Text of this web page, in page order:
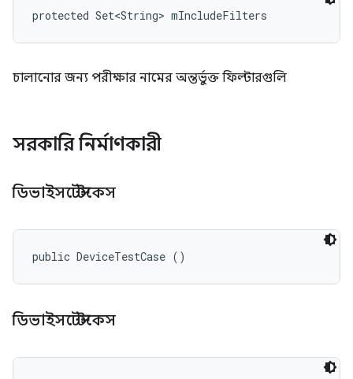
protected Set<String> mIncludeFilters
চালানোর জন্য পরীক্ষার নামের অন্তর্ভুক্ত ফিল্টারগুলি
সরকারি নির্মাণকারী
ডিভাইসটেস্টকেস
public DeviceTestCase ()
ডিভাইসটেস্টকেস